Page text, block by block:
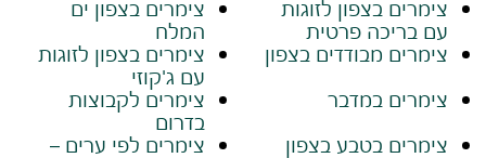
צימרים בצפון לזוגות
עם בריכה פרטית
צימרים בצפון ים
המלח
צימרים מבודדים בצפון
צימרים בצפון לזוגות
עם ג'קוזי
צימרים במדבר
צימרים לקבוצות
בדרום
צימרים בטבע בצפון
צימרים לפי ערים –